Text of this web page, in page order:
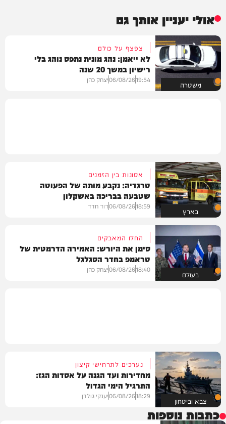
אולי יעניין אותך גם
משטרה
צפצף על כולם
לא ייאמן: נהג מונית נתפס נוהג בלי
רישיון במשך 20 שנה
19:54
06/08/26יצחק כהן
בארץ
אסונות בין הזמנים
טרגדיה: נקבע מותה של הפעוטה
שטבעה בבריכה באשקלון
18:59
06/08/26דוד חדד
בעולם
החלו המאבקים
סימן את היורש: האמירה הדרמטית של
טראמפ בחדר הסגלגל
18:40
06/08/26יצחק כהן
צבא וביטחון
נערכים לתרחישי קיצון
מחדירות ועד הגנה על אסדות הגז:
התרגיל הימי הגדול
18:29
06/08/26יענקי גולדן
כתבות נוספות